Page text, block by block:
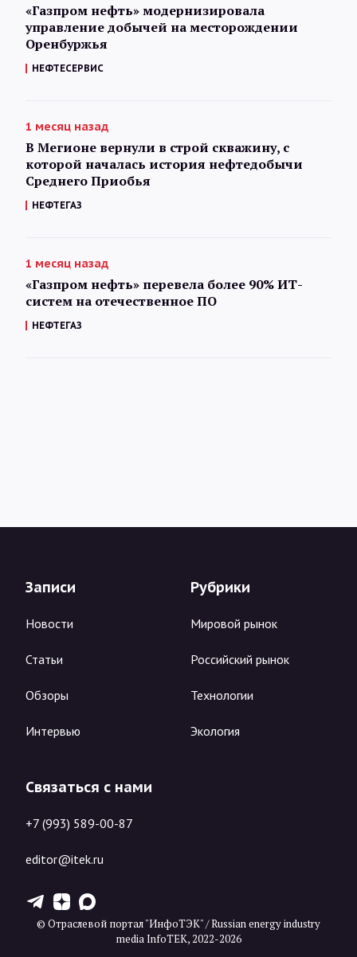
«Газпром нефть» модернизировала
управление добычей на месторождении
Оренбуржья
НЕФТЕСЕРВИС
1 месяц назад
В Мегионе вернули в строй скважину, с
которой началась история нефтедобычи
Среднего Приобья
НЕФТЕГАЗ
1 месяц назад
«Газпром нефть» перевела более 90% ИТ-
систем на отечественное ПО
НЕФТЕГАЗ
Записи
Новости
Статьи
Обзоры
Интервью
Рубрики
Мировой рынок
Российский рынок
Технологии
Экология
Связаться с нами
+7 (993) 589-00-87
editor@itek.ru
T Z X
© Отраслевой портал "ИнфоТЭК" / Russian energy industry
media InfoTEK, 2022-2026